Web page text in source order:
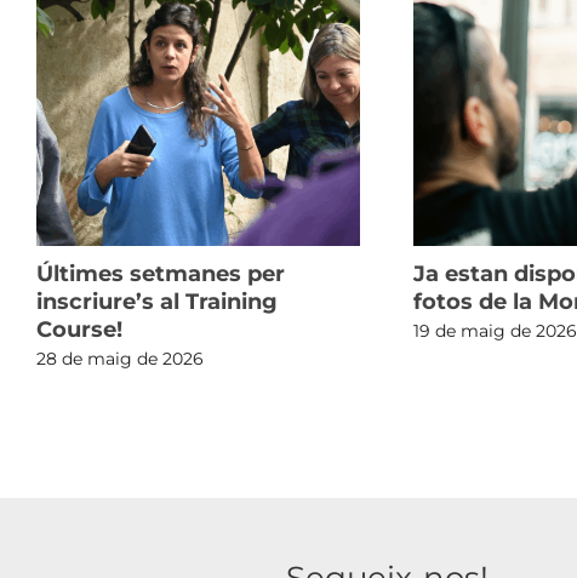
Últimes setmanes per
inscriure’s al Training
Course!
28 de maig de 2026
Ja estan
fotos de la
19 de maig de 2026